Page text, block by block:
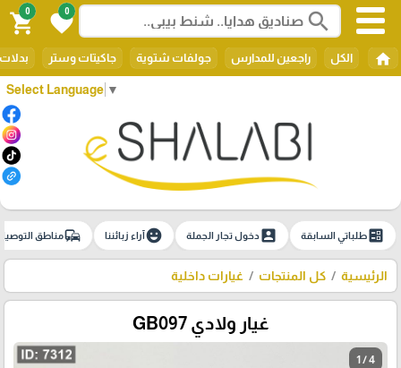
Select Language ▼
search
0
favorite
0
shopping_cart
home الكل راجعين للمدارس جولفات شتوية جاكيتات وستر
ballotطلباتي السابقة account_boxدخول تجار الجملة emoji_emotionsآراء زبائننا commuteمناطق
الرئيسية كل المنتجات غيارات داخلية
غيار ولادي GB097
1 / 4